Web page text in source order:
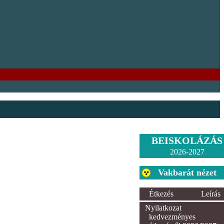
BEISKOLÁZÁS
2026-2027
Vakbarát nézet
Étkezés
Leírás
Nyilatkozat
kedvezményes